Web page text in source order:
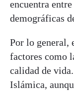
encuentra
demográficas
Por lo general,
factores como
calidad de
Islámica,